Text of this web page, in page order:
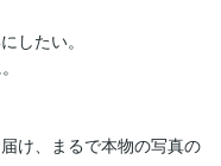
したい。
け、まるで本物の写真の